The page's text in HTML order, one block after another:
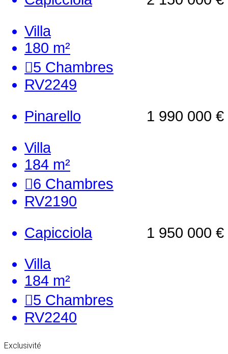
Villa
180 m²
5 Chambres
RV2249
1 990 000 €
Pinarello
Villa
184 m²
6 Chambres
RV2190
1 950 000 €
Capicciola
Villa
184 m²
5 Chambres
RV2240
Exclusivité